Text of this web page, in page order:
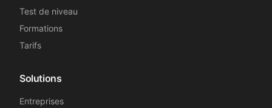
Test de niveau
Formations
Tarifs
Solutions
Entreprises